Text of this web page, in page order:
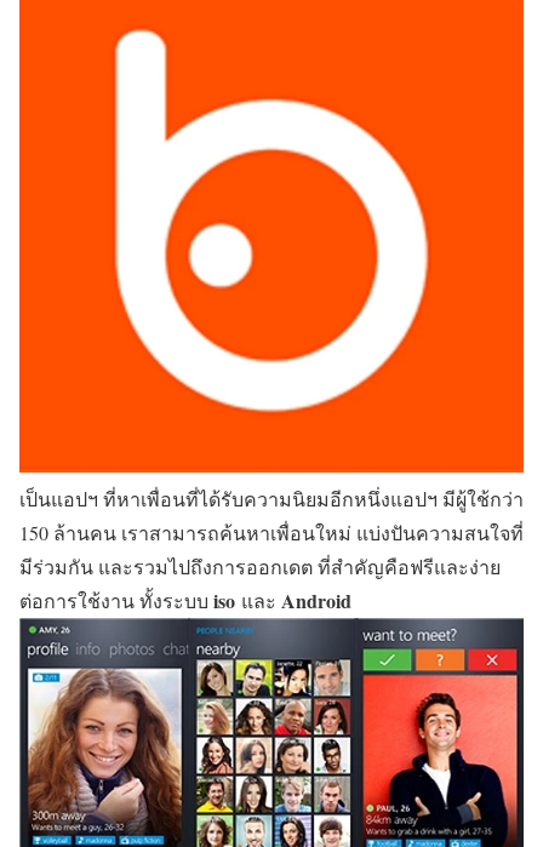
เป็นแอปฯ ที่หาเพื่อนที่ได้รับความนิยมอีกหนึ่งแอปฯ มีผู้ใช้กว่า
150 ล้านคน เราสามารถค้นหาเพื่อนใหม่ แบ่งปันความสนใจที่
มีร่วมกัน และรวมไปถึงการออกเดต ที่สำคัญคือฟรีและง่าย
ต่อการใช้งาน ทั้งระบบ iso และ Android